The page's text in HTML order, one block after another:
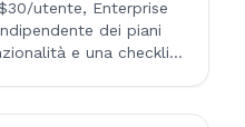
utente, Enterprise
dei piani
e una checklist